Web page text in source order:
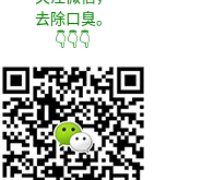
去除口臭。
👇👇👇